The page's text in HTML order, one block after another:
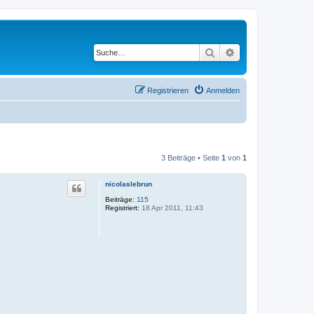
Suche
Anmelden
Registrieren
3 Beiträge • Seite 1 von 1
nicolaslebrun
Beiträge: 115
Registriert: 18 Apr 2011, 11:43